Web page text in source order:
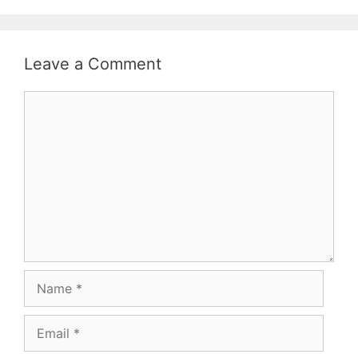
Leave a Comment